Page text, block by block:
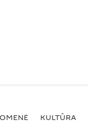
KULTŪRA